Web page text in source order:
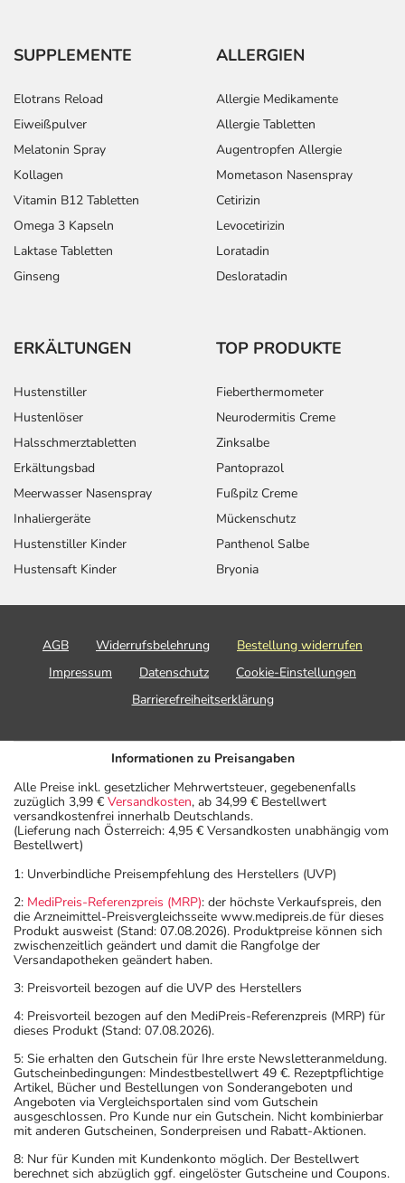
Propamidobenzoic Acid, Tocopheryl Acetate, Pentylene
Glycol, Butylene Glycol, Oleyl Alcohol, Isopropyl
Adresse des Anbieters/Herstellers
DR. KADE Pharmazeutische Fabrik GmbH
Rigistr. 2
12277 Berlin
elektronische Adresse: www.kade.de
DasPDF des Beipackzettels
können Sie sich oben
SUPPLEMENTE
Elotrans Reload
Eiweißpulver
Melatonin Spray
Kollagen
Vitamin B12 Tabletten
Omega 3 Kapseln
Laktase Tabletten
Ginseng
ALLERGIEN
Allergie Medikamente
Allergie Tabletten
Augentropfen Allergie
Mometason Nasenspray
Cetirizin
Levocetirizin
Loratadin
Desloratadin
ERKÄLTUNGEN
Hustenstiller
Hustenlöser
Halsschmerztabletten
Erkältungsbad
Meerwasser Nasenspray
Inhaliergeräte
Hustenstiller Kinder
Hustensaft Kinder
TOP PRODUKTE
Fieberthermometer
Neurodermitis Creme
Zinksalbe
Pantoprazol
Fußpilz Creme
Mückenschutz
Panthenol Salbe
Bryonia
AGB Widerrufsbelehrung
Bestellung widerrufen
Impressum
Datenschutz
Cookie-Einstellungen
Barrierefreiheitserklärung
Informationen zu Preisangaben
Alle Preise inkl. gesetzlicher Mehrwertsteuer, gegebenenfalls
zuzüglich 3,99 € Versandkosten, ab 34,99 € Bestellwert
versandkostenfrei innerhalb Deutschlands.
(Lieferung nach Österreich: 4,95 € Versandkosten unabhängig vom
Bestellwert)
1: Unverbindliche Preisempfehlung des Herstellers (UVP)
2: MediPreis-Referenzpreis (MRP): der höchste Verkaufspreis, den
die Arzneimittel-Preisvergleichsseite www.medipreis.de für dieses
Produkt ausweist (Stand: 07.08.2026). Produktpreise können sich
zwischenzeitlich geändert und damit die Rangfolge der
Versandapotheken geändert haben.
3: Preisvorteil bezogen auf die UVP des Herstellers
4: Preisvorteil bezogen auf den MediPreis-Referenzpreis (MRP) für
dieses Produkt (Stand: 07.08.2026).
5: Sie erhalten den Gutschein für Ihre erste Newsletteranmeldung.
Gutscheinbedingungen: Mindestbestellwert 49 €. Rezeptpflichtige
Artikel, Bücher und Bestellungen von Sonderangeboten und
Angeboten via Vergleichsportalen sind vom Gutschein
ausgeschlossen. Pro Kunde nur ein Gutschein. Nicht kombinierbar
mit anderen Gutscheinen, Sonderpreisen und Rabatt-Aktionen.
8: Nur für Kunden mit Kundenkonto möglich. Der Bestellwert
berechnet sich abzüglich ggf. eingelöster Gutscheine und Coupons.